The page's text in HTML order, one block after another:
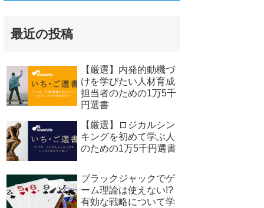
最近の投稿
【厳選】内発的動機づ
けを学びたい人材育成
担当者のための1万5千
円選書
【厳選】ロジカルシン
キングを初めて学ぶ人
のための1万5千円選書
ブラックジャックでゲ
ーム理論は使えない!?
有効な戦略について学